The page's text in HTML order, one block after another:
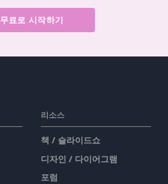
무료로 시작하기
리소스
책 / 슬라이드쇼
디자인 / 다이어그램
포럼